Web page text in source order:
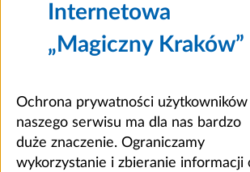
Internetowa
„Magiczny Kraków”
Ochrona prywatności użytkowników
naszego serwisu ma dla nas bardzo
duże znaczenie. Ograniczamy
wykorzystanie i zbieranie informacji